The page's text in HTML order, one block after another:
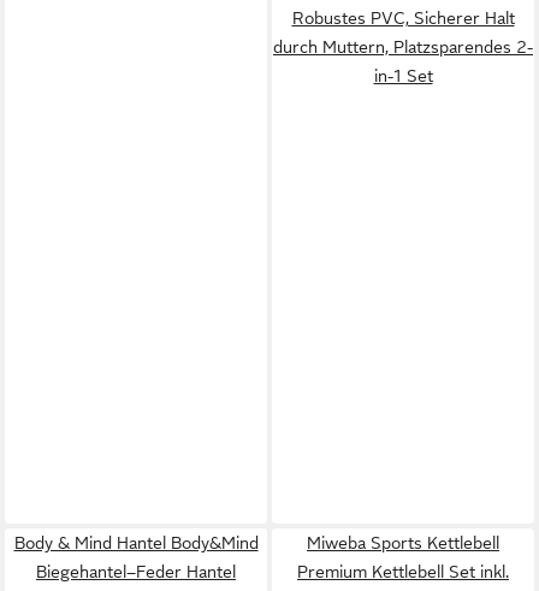
Robustes PVC, Sicherer Halt
durch Muttern, Platzsparendes 2-
in-1 Set
Body & Mind Hantel Body&Mind
Biegehantel–Feder Hantel
Miweba Sports Kettlebell
Premium Kettlebell Set inkl.